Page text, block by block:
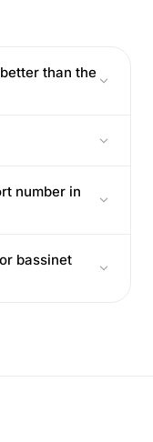
than the
number in
bassinet